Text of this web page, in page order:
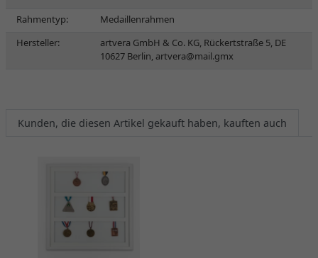
Rahmentyp:
Medaillenrahmen
Hersteller:
artvera GmbH & Co. KG, Rückertstraße 5, DE
10627 Berlin,artvera@mail.gmx
Kunden, die diesen Artikel gekauft haben, kauften auch